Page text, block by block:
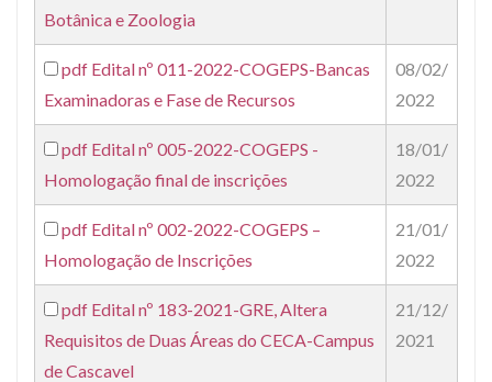
Botânica e Zoologia
pdf Edital nº 011-2022-COGEPS-Bancas
Examinadoras e Fase de Recursos
08/02/
2022
pdf Edital nº 005-2022-COGEPS -
Homologação final de inscrições
18/01/
2022
pdf Edital nº 002-2022-COGEPS –
Homologação de Inscrições
21/01/
2022
pdf Edital nº 183-2021-GRE, Altera
Requisitos de Duas Áreas do CECA-Campus
de Cascavel
21/12/
2021